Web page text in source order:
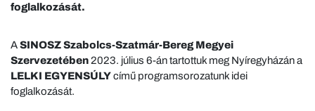
foglalkozását.
ASINOSZ Szabolcs-Szatmár-Bereg Megyei
Szervezetében 2023. július 6-án tartottuk meg Nyíregyházán a
LELKI EGYENSÚLYcímű programsorozatunk idei
foglalkozását.